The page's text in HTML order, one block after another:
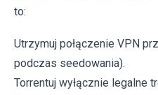
to:
Utrzymuj połączenie VPN
podczas seedowania).
Torrentuj wyłącznie legalne